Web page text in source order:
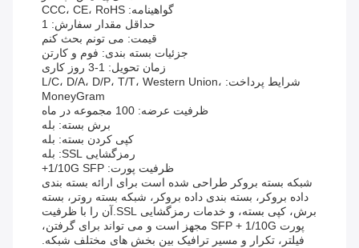
گواهینامه: CCC، CE، RoHS
حداقل مقدار سفارش: 1
قیمت: می تونم بحث کنم
جزئیات بسته بندی: فوم و کارتن
زمان تحویل: 1-3 روز کاری
شرایط پرداخت: L/C، D/A، D/P، T/T، Western Union،
MoneyGram
ظرفیت عرضه: 100 مجموعه در ماه
برش بسته: بله
کپی کردن بسته: بله
رمزگشایی SSL: بله
ظرفیت پورت: 1/10G SFP+
شبکه بسته بروکر طراحی شده است برای ارائه بسته بندی
داده بروکر، بسته بندی داده بروکر، شبکه بسته روتر، بسته
برش، کپی بسته، و خدمات رمزگشایی SSL.آن را با ظرفیت
پورت SFP + 1/10G مجهز است و می تواند برای گرفتن،
فیلتر، تکرار و مسیر ترافیک بین بخش های مختلف شبکه.